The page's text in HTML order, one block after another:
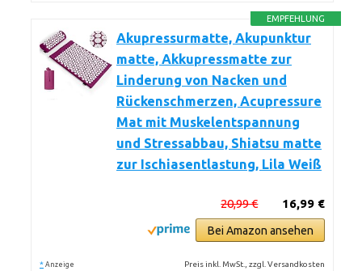
EMPFEHLUNG
Akupressurmatte, Akupunktur
matte, Akkupressmatte zur
Linderung von Nacken und
Rückenschmerzen, Acupressure
Mat mit Muskelentspannung
und Stressabbau, Shiatsu matte
zur Ischiasentlastung, Lila Weiß
16,99 €
20,99 €
Bei Amazon ansehen
* Anzeige Preis inkl. MwSt., zzgl. Versandkosten